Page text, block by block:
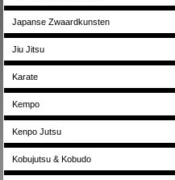
Japanse Zwaardkunsten
Jiu Jitsu
Karate
Kempo
Kenpo Jutsu
Kobujutsu & Kobudo